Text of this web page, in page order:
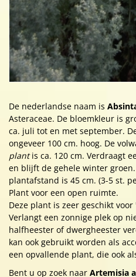
De nederlandse naam is
Asteraceae. De bloemkleur is
ca. juli tot en met september.
ongeveer 100 cm. hoog. De
plantis ca. 120 cm. Verdraagt
en blijft de gehele winter
plantafstand is 45 cm. (3-5 st.
Plant voor een open ruimte.
Deze plant is zeer geschikt
Verlangt een zonnige plek op
halfheester of dwergheester
kan ook gebruikt worden als
een opvallende plant, die ook
Bent u op zoek naar Artemisia